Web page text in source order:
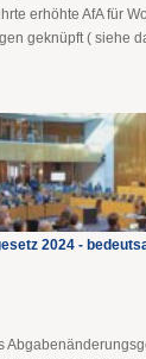
erhöhte AfA für
geknüpft ( siehe
2024 -